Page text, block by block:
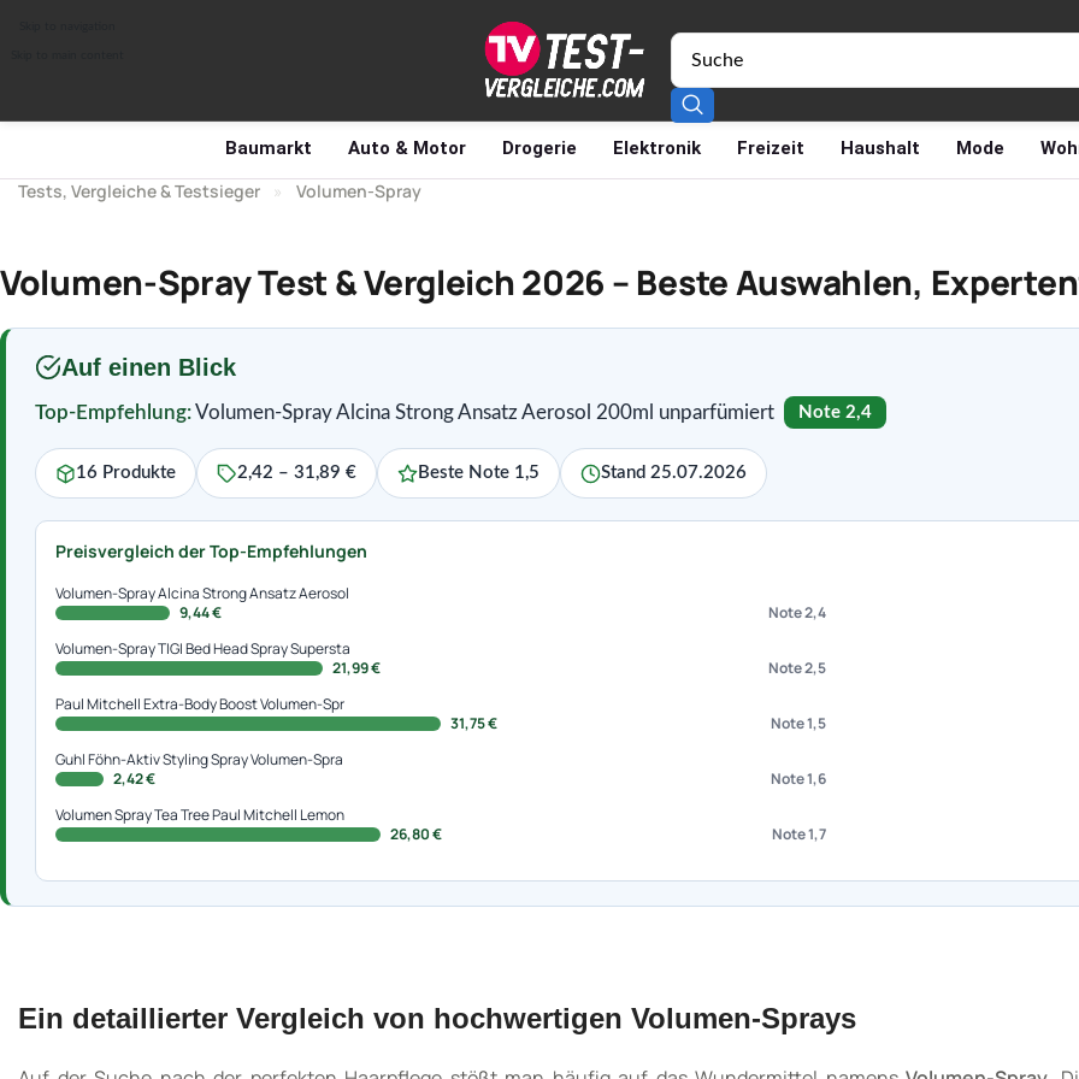
Baumarkt Auto & Motor Drogerie Elektronik Freizeit Haushalt Mode
Tests, Vergleiche & Testsieger » Volumen-Spray
Volumen-Spray Test & Vergleich 2026 – Beste Auswahlen,
Auf einen Blick
Top-Empfehlung:Volumen-Spray Alcina Strong Ansatz Aerosol 200ml unparfümiert Note 2,4
16 Produkte 2,42 – 31,89 € Beste Note 1,5 Stand 25.07.2026
Preisvergleich der Top-Empfehlungen
Volumen-Spray Alcina Strong Ansatz Aerosol
9,44 €
Note 2,4
Volumen-Spray TIGI Bed Head Spray Supersta
21,99 €
Note 2,5
Paul Mitchell Extra-Body Boost Volumen-Spr
31,75 €
Note 1,5
Guhl Föhn-Aktiv Styling Spray Volumen-Spra
2,42 €
Note 1,6
Volumen Spray Tea Tree Paul Mitchell Lemon
26,80 €
Note 1,7
Ein detaillierter Vergleich von hochwertigen Volumen-Sprays